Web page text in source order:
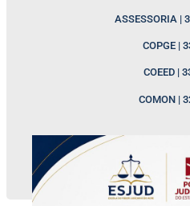
ASSESSORIA |
COPGE |
COEED |
COMON |
Nossos canais